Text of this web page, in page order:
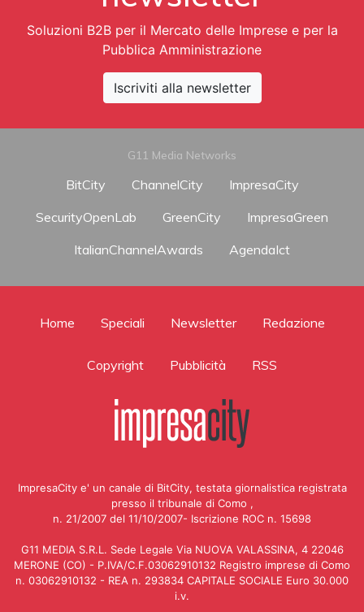
Soluzioni B2B per il Mercato delle Imprese e per la
Pubblica Amministrazione
Iscriviti alla newsletter
G11 Media Networks
BitCity ChannelCity
ImpresaCity
SecurityOpenLab
GreenCity
ImpresaGreen
ItalianChannelAwards
AgendaIct
Home Speciali Newsletter Redazione
Copyright Pubblicità RSS
ImpresaCity e' un canale di BitCity, testata giornalistica registrata
presso il tribunale di Como ,
n. 21/2007 del 11/10/2007- Iscrizione ROC n. 15698
G11 MEDIA S.R.L. Sede Legale Via NUOVA VALASSINA, 4 22046
MERONE (CO) - P.IVA/C.F.03062910132 Registro imprese di Como
n. 03062910132 - REA n. 293834 CAPITALE SOCIALE Euro 30.000
i.v.